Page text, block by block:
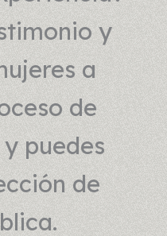
y
a
de
puedes
de